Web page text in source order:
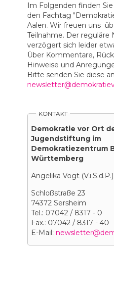
Im Folgenden finden
den Fachtag
Aalen. Wir freuen uns
Teilnahme. Der reguläre
verzögert sich leider
Über Kommentare,
Hinweise und
Bitte senden Sie diese
KONTAKT
Demokratie vor Ort
Jugendstiftung im
Demokratiezentrum
Württemberg
Angelika Vogt (V.i.S.d.P.)
Schloßstraße 23
74372 Sersheim
Tel.: 07042 / 8317 - 0
Fax.: 07042 / 8317 - 40
E-Mail: